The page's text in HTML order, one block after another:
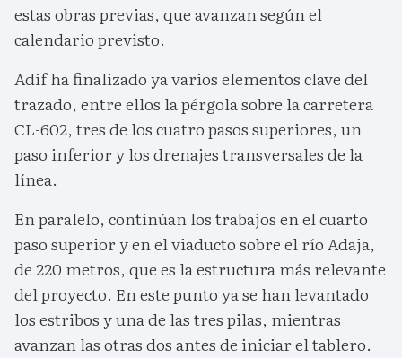
estas obras previas, que avanzan según el
calendario previsto.
Adif ha finalizado ya varios elementos clave del
trazado, entre ellos la pérgola sobre la carretera
CL-602, tres de los cuatro pasos superiores, un
paso inferior y los drenajes transversales de la
línea.
En paralelo, continúan los trabajos en el cuarto
paso superior y en el viaducto sobre el río Adaja,
de 220 metros, que es la estructura más relevante
del proyecto. En este punto ya se han levantado
los estribos y una de las tres pilas, mientras
avanzan las otras dos antes de iniciar el tablero.